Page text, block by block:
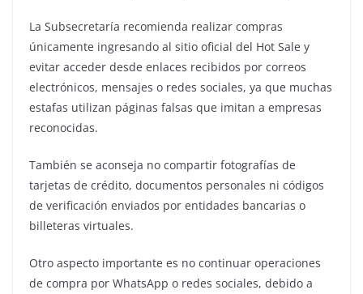
La Subsecretaría recomienda realizar compras
únicamente ingresando al sitio oficial del Hot Sale y
evitar acceder desde enlaces recibidos por correos
electrónicos, mensajes o redes sociales, ya que muchas
estafas utilizan páginas falsas que imitan a empresas
reconocidas.
También se aconseja no compartir fotografías de
tarjetas de crédito, documentos personales ni códigos
de verificación enviados por entidades bancarias o
billeteras virtuales.
Otro aspecto importante es no continuar operaciones
de compra por WhatsApp o redes sociales, debido a